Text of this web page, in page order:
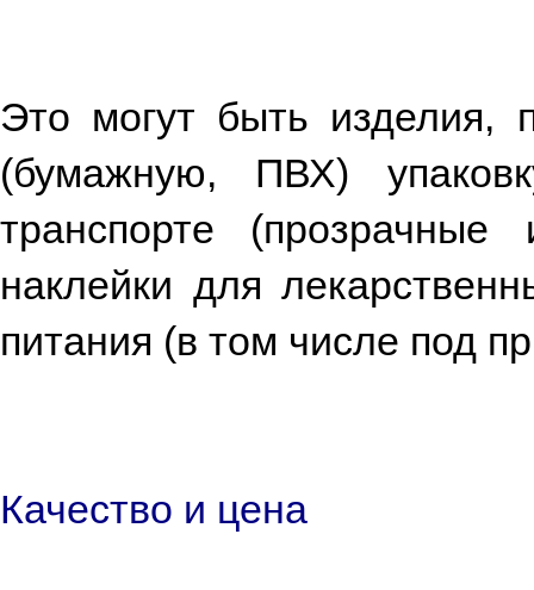
Это могут быть изделия,
(бумажную, ПВХ)
транспорте
наклейки для
питания (в том числе под
Качество и цена